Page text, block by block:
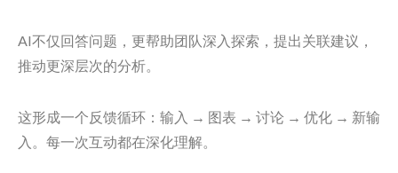
AI不仅回答问题，更帮助团队深入探索，提出关联建议，
推动更深层次的分析。
这形成一个反馈循环：输入 → 图表 → 讨论 → 优化 → 新输
入。每一次互动都在深化理解。